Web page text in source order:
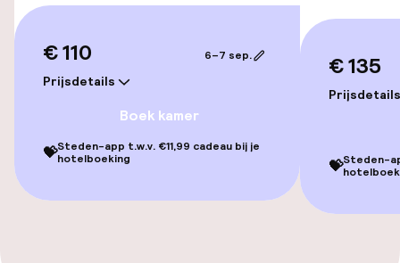
Gratis wifi
Eet- en drinkgelegenheden
€ 110
Prijsdetails
6–7 sep.
Boek kamer
💝Steden-app t.w.v. €11,99 cadeau bij je
hotelboeking
€ 135
Prijsdetails
💝Steden-